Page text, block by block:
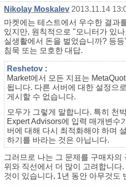
Nikolay Moskalev 2013.11.14
마켓에는 테스트에서 우수한 결과
있지만, 원칙적으로 "모니터가 있
실생활에서 돈을 벌었습니까? 등
침묵 또는 모호한 대답.
Reshetov :
Market에서 모든 지표는
됩니다. 다른 서버에 대한 설정으
게시할 수 없습니다.
모두가 그렇게 말합니다. 특히 천
Expert Advisors에 입력 매개변수
버에 대해 다시 최적화해야 하며
하기를 바라는 것은 아닙니다.
그러므로 나는 그 문제를 구매자의
위와 직선에서 더 많이 고려합니다
것이 있습니다, 1년 동안 아무것도